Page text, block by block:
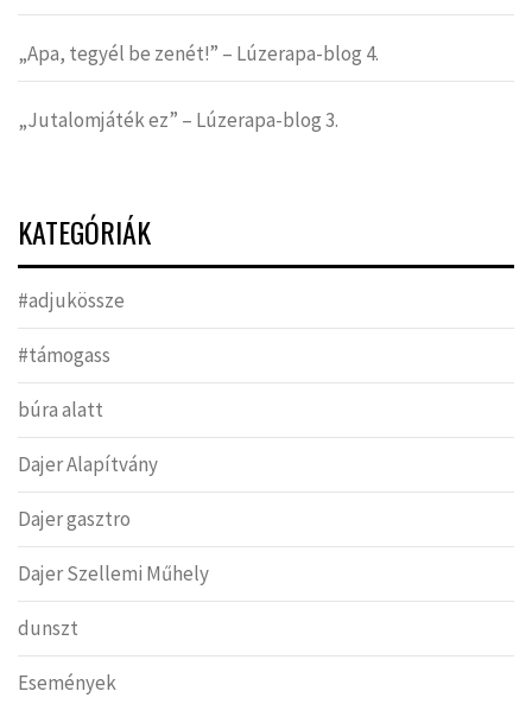
„Apa, tegyél be zenét!” – Lúzerapa-blog 4.
„Jutalomjáték ez” – Lúzerapa-blog 3.
KATEGÓRIÁK
#adjukössze
#támogass
búra alatt
Dajer Alapítvány
Dajer gasztro
Dajer Szellemi Műhely
dunszt
Események